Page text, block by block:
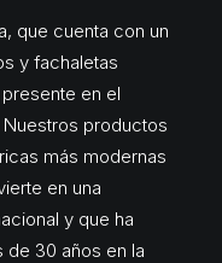
que cuenta con un
y fachaletas
en el
productos
más modernas
en una
y que ha
30 años en la